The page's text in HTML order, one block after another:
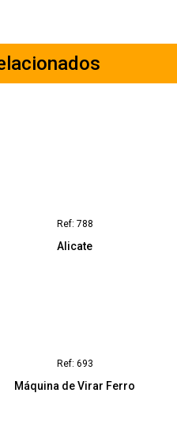
Ref: 788
Alicate
Ref: 693
Máquina de Virar Ferro